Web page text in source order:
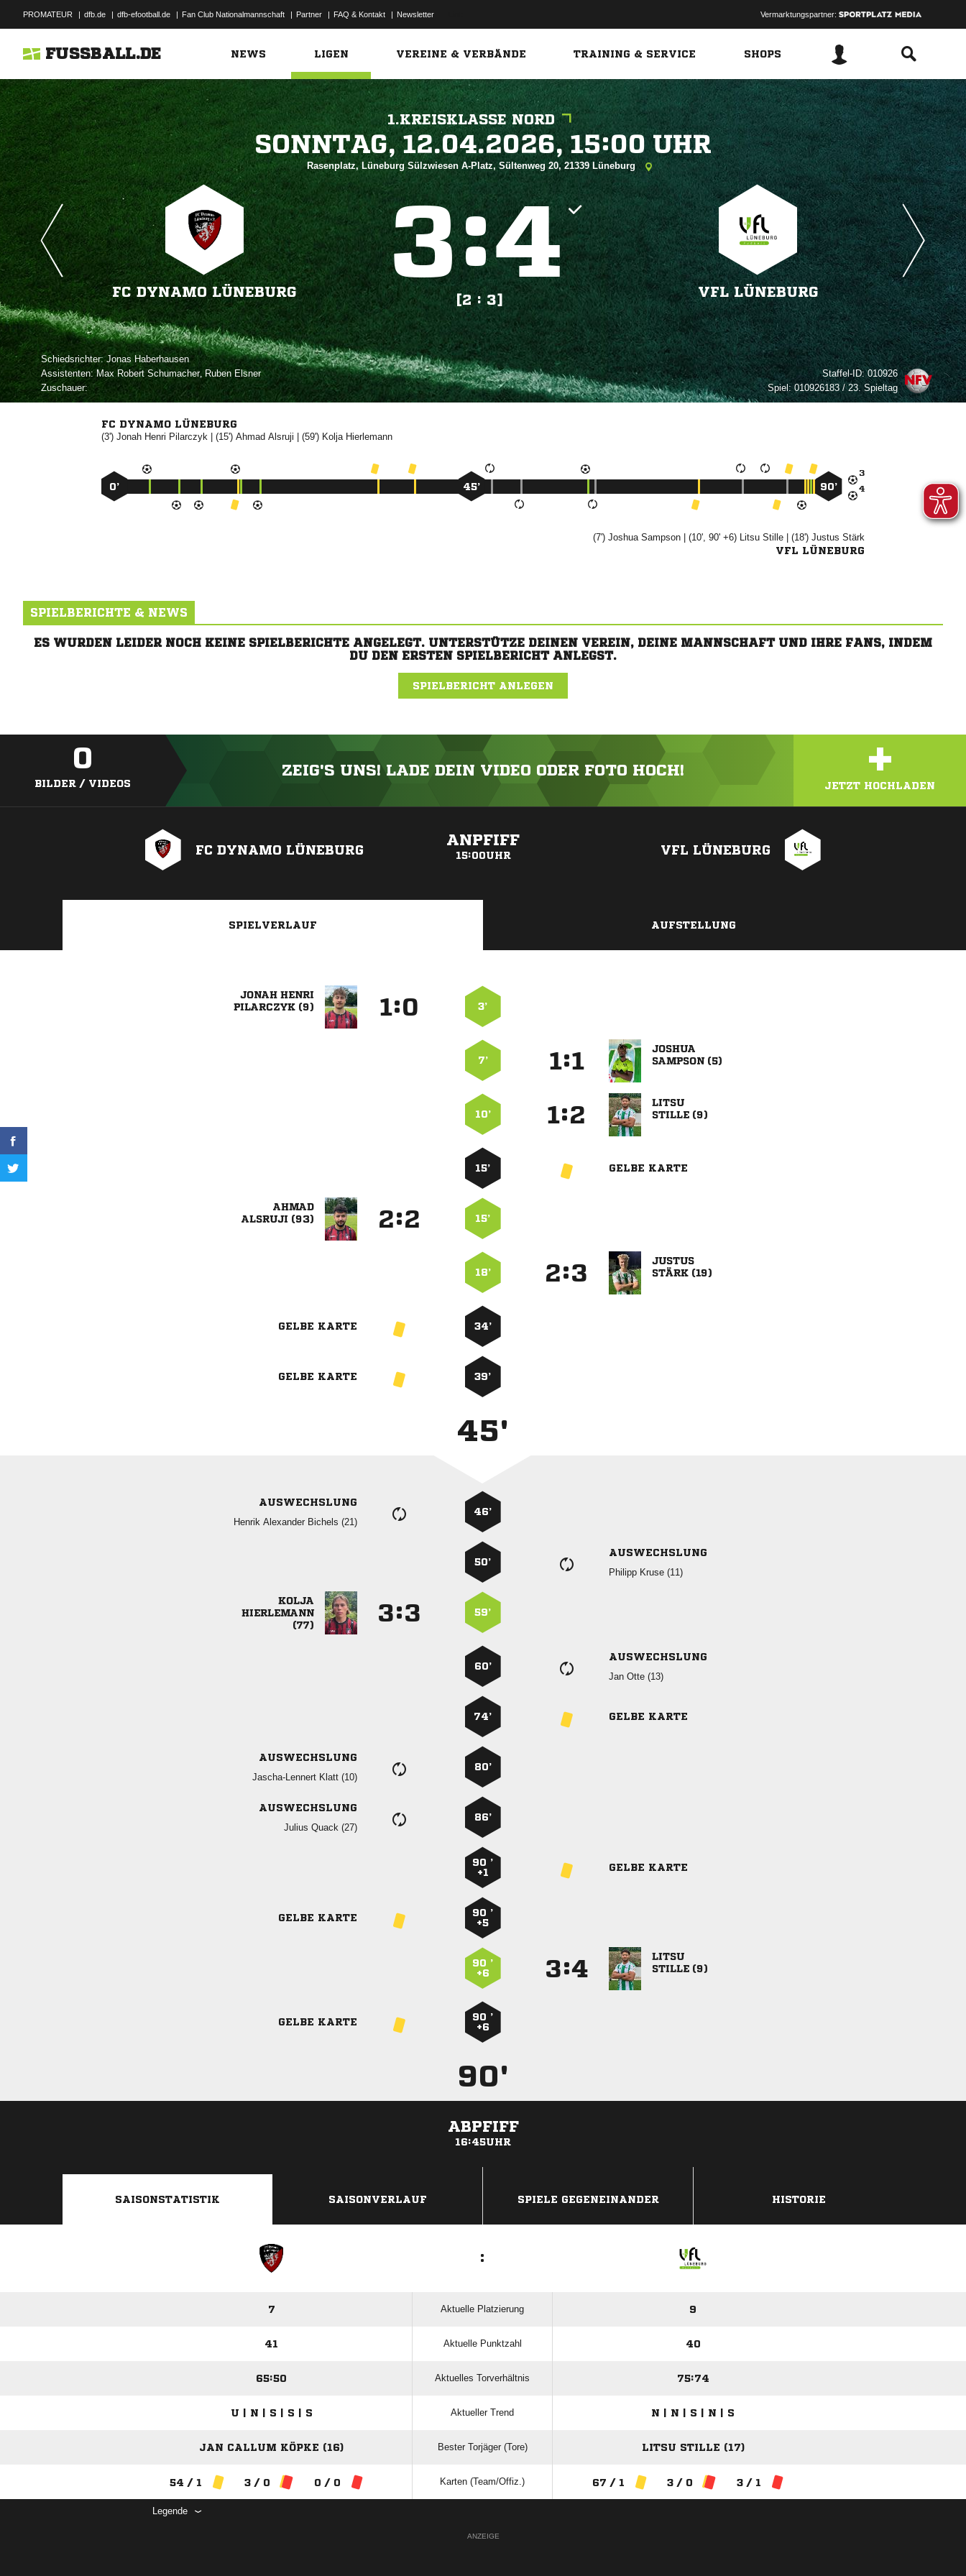
PROMATEUR | dfb.de | dfb-efootball.de | Fan Club Nationalmannschaft | Partner | FAQ & Kontakt | Newsletter Vermarktungspartner:
FUSSBALL.DE NEWS LIGEN VEREINE & VERBÄNDE TRAINING & SERVICE SHOPS
1.KREISKLASSE NORD
   
Rasenplatz, Lüneburg Sülzwiesen A-Platz, Sültenweg 20, 21339 Lüneburg
FC DYNAMO LÜNEBURG
:
[2 : 3]
VFL LÜNEBURG
Schiedsrichter: 
Assistenten:  ,  
Zuschauer:
Staffel-ID:010926
Spiel:010926183 / 23. Spieltag
FC DYNAMO LÜNEBURG
(3')   | (15')   | (59') 


0’ 45’ 90’
(7')  | (10', 90' +6)   | (18') 
VFL LÜNEBURG
SPIELBERICHTE & NEWS
ES WURDEN LEIDER NOCH KEINE SPIELBERICHTE ANGELEGT. UNTERSTÜTZE DEINEN VEREIN, DEINE MANNSCHAFT UND IHRE FANS, INDEM
DU DEN ERSTEN SPIELBERICHT ANLEGST.
SPIELBERICHT ANLEGEN
0
BILDER / VIDEOS
ZEIG'S UNS! LADE DEIN VIDEO ODER FOTO HOCH! +
JETZT HOCHLADEN
FC DYNAMO LÜNEBURG
ANPFIFF
15:00UHR VFL LÜNEBURG
SPIELVERLAUF AUFSTELLUNG
 
 
: 3’
7’ :

 
10’ :

 
15’ GELBE KARTE

 
: 15’
18’ :

 
GELBE KARTE 34’
GELBE KARTE 39’
45'
AUSWECHSLUNG
   
46’
50’
AUSWECHSLUNG
  



: 59’
60’
AUSWECHSLUNG
  
74’ GELBE KARTE
AUSWECHSLUNG
  
80’
AUSWECHSLUNG
  
86’
90 ’
+1
GELBE KARTE
GELBE KARTE
90 ’
+5
90 ’
+6
:

 
GELBE KARTE
90 ’
+6
90'
ABPFIFF
16:45UHR
SAISONSTATISTIK SAISONVERLAUF SPIELE GEGENEINANDER HISTORIE
:
7 Aktuelle Platzierung 9
41 Aktuelle Punktzahl 40
65:50 Aktuelles Torverhältnis 75:74
U | N | S | S | S Aktueller Trend N | N | S | N | S
JAN CALLUM KÖPKE (16) Bester Torjäger (Tore) LITSU STILLE (17)
54 / 1 3 / 0 0 / 0 Karten (Team/Offiz.) 67 / 1 3 / 0 3 / 1
Legende
ANZEIGE